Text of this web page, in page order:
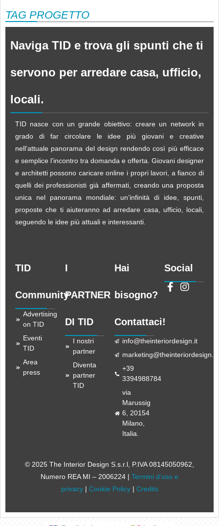
TAG PROGETTO
Naviga TID e trova gli spunti che ti
servono per arredare casa, ufficio,
locali.
TID nasce con un grande obiettivo: creare un network in
grado di far circolare le idee più giovani e creative
nell’attuale panorama del design rendendo così più efficace
e semplice l’incontro tra domanda e offerta. Giovani designer
e architetti possono caricare online i propri lavori, a fianco di
quelli dei professionisti già affermati, creando una proposta
unica nel panorama mondiale: un’infinità di idee, spunti,
proposte che ti aiuteranno ad arredare casa, ufficio, locali,
seguendo le idee più attuali e interessanti.
TID
Community
Advertising
on TID
Eventi
TID
Area
press
I
PARTNER
DI TID
I nostri
partner
Diventa
partner
TID
Hai
bisogno?
Contattaci!
info@theinteriordesign.it
marketing@theinteriordesign.it
+39
3394988784
via
Marussig
6, 20154
Milano,
Italia.
Social
© 2025 The Interior Design S.s.r.l, P.IVA 08145050962,
Numero REA MI – 2006224 | Termini d’uso e
privacy| Cookie Policy| Credits